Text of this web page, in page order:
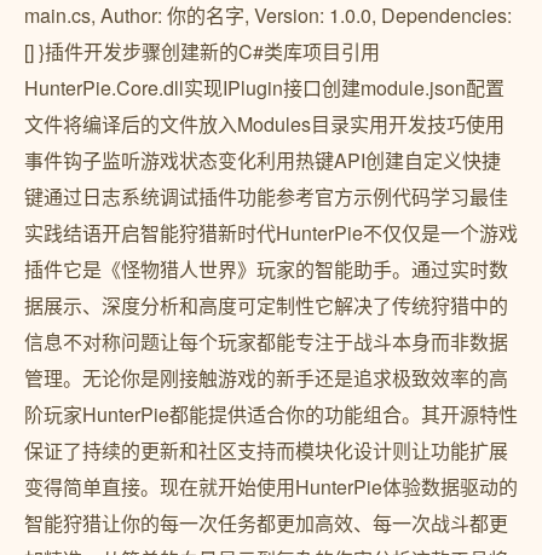
main.cs, Author: 你的名字, Version: 1.0.0, Dependencies:
[] }插件开发步骤创建新的C#类库项目引用
HunterPie.Core.dll实现IPlugin接口创建module.json配置
文件将编译后的文件放入Modules目录实用开发技巧使用
事件钩子监听游戏状态变化利用热键API创建自定义快捷
键通过日志系统调试插件功能参考官方示例代码学习最佳
实践结语开启智能狩猎新时代HunterPie不仅仅是一个游戏
插件它是《怪物猎人世界》玩家的智能助手。通过实时数
据展示、深度分析和高度可定制性它解决了传统狩猎中的
信息不对称问题让每个玩家都能专注于战斗本身而非数据
管理。无论你是刚接触游戏的新手还是追求极致效率的高
阶玩家HunterPie都能提供适合你的功能组合。其开源特性
保证了持续的更新和社区支持而模块化设计则让功能扩展
变得简单直接。现在就开始使用HunterPie体验数据驱动的
智能狩猎让你的每一次任务都更加高效、每一次战斗都更